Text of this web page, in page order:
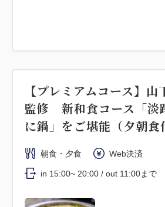
【プレミアムコース】
監修 新和食コース「淡
に鍋」をご堪能（夕朝食
朝食・夕食 Web決済
in 15:00~ 20:00 / out 11:00まで